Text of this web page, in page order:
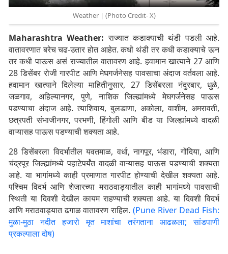
Weather | (Photo Credit- X)
Maharashtra Weather: राज्यात कडाक्याची थंडी पडली आहे.
वातावरणात बरेच चढ-उतार होत आहेत. कधी थंडी तर कधी कडाक्याचे ऊन
तर कधी पाऊस असं राज्यातील वातावरण आहे. हवामान खात्याने 27 आणि
28 डिसेंबर रोजी गारपीट आणि मेघगर्जनेसह पावसाचा अंदाज वर्तवला आहे.
हवामान खात्याने दिलेल्या माहितीनुसार, 27 डिसेंबरला नंदुरबार, धुळे,
जळगाव, अहिल्यानगर, पुणे, नाशिक जिल्ह्यांमध्ये मेघगर्जनेसह पाऊस
पडण्याचा अंदाज आहे. त्याशिवाय, बुलडाणा, अकोला, वाशीम, अमरावती,
छत्रपती संभाजीनगर, परभणी, हिंगोली आणि बीड या जिल्ह्यांमध्ये वादळी
वाऱ्यासह पाऊस पडण्याची शक्यता आहे.
28 डिसेंबरला विदर्भातील यवतमाळ, वर्धा, नागपूर, भंडारा, गोंदिया, आणि
चंद्रपूर जिल्ह्यांमध्ये पहाटेपर्यंत वादळी वाऱ्यासह पाऊस पडण्याची शक्यता
आहे. या भागांमध्ये काही प्रमाणात गारपीट होण्याची देखील शक्यता आहे.
पश्चिम विदर्भ आणि शेजारच्या मराठवाड्यातील काही भागांमध्ये पावसाची
स्थिती या दिवशी देखील कायम राहण्याची शक्यता आहे. या दिवशी विदर्भ
आणि मराठवाड्यात ढगाळ वातावरण राहिल. (Pune River Dead Fish:
मुळा-मुठा नदीत हजारो मृत माशांचा तरंगताना आढळला; सांडपाणी
प्रकल्पाला दोष)